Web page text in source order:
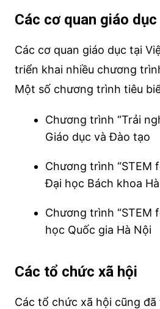
Các cơ quan giáo dục
Các cơ quan giáo dục tại
triển khai nhiều chương
Một số chương trình tiêu
Chương trình “Trải
Giáo dục và Đào tạo
Chương trình “STEM
Đại học Bách khoa
Chương trình “STEM
học Quốc gia Hà Nội
Các tổ chức xã hội
Các tổ chức xã hội cũng